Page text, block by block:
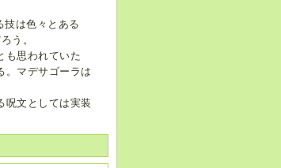
技は色々とある
う。
も思われていた
。マデサゴーラは
呪文としては実装